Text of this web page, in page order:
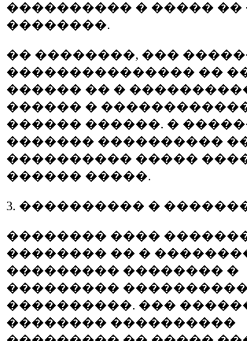
���������� � ����� ��
��������.
�� ��������, ���
��������������� ��
������ �� �
������ �
������ ������. �
������� ����������
���������� �����
������ �����.
3. ���������� �
�������� ����
�������� �� �
��������� �������� �
���������
����������. ���
�������� ����������